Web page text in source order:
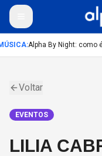
:Alpha By Night: como
Voltar
EVENTOS
LILIA